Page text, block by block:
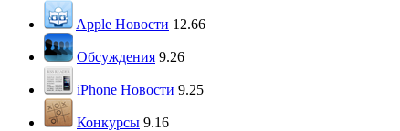
Apple Новости 12.66
Обсуждения 9.26
iPhone Новости 9.25
Конкурсы 9.16